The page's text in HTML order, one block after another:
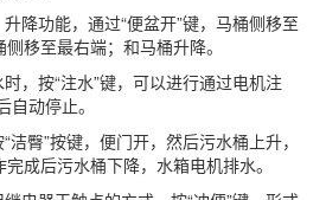
降功能，通过“便盆开”键，马桶侧移至
移至最右端；和马桶升降。
时，按“注水”键，可以进行通过电机注
动停止。
洁臀”按键，便门开，然后污水桶上升，
成后污水桶下降，水箱电机排水。